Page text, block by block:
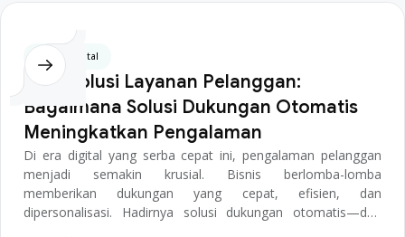
Bisnis Digital
Merevolusi Layanan Pelanggan:
Bagaimana Solusi Dukungan Otomatis
Meningkatkan Pengalaman
Di era digital yang serba cepat ini, pengalaman pelanggan
menjadi semakin krusial. Bisnis berlomba-lomba
memberikan dukungan yang cepat, efisien, dan
dipersonalisasi. Hadirnya solusi dukungan otomatis—dari